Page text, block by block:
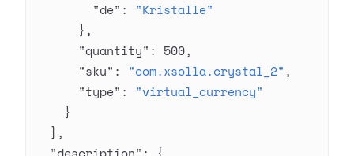
        "de"
: "Kristalle"
      },
      "quantity"
: 500,
      "sku"
: "com.xsolla.crystal_2" ,
      "type"
: "virtual_currency"
    }
  ],